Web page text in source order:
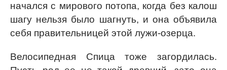
начался с мирового потопа, когда без калош
шагу нельзя было шагнуть, и она объявила
себя правительницей этой лужи-озерца.
Велосипедная Спица тоже загордилась.